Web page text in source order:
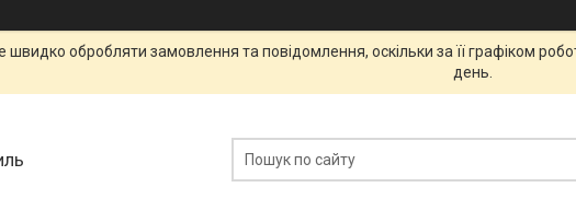
обробляти замовлення та повідомлення, оскільки за її графіком
день.